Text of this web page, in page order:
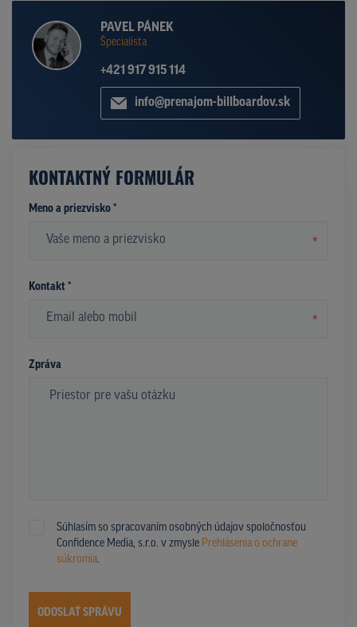
PAVEL PÁNEK
Špecialista
+421 917 915 114
info@prenajom-billboardov.sk
KONTAKTNÝ FORMULÁR
Meno a priezvisko *
*
Kontakt *
*
Zpráva
Súhlasím so spracovaním osobných údajov spoločnosťou
Confidence Media, s.r.o. v zmysle Prehlásenia o ochrane
súkromia.
ODOSLAŤ SPRÁVU